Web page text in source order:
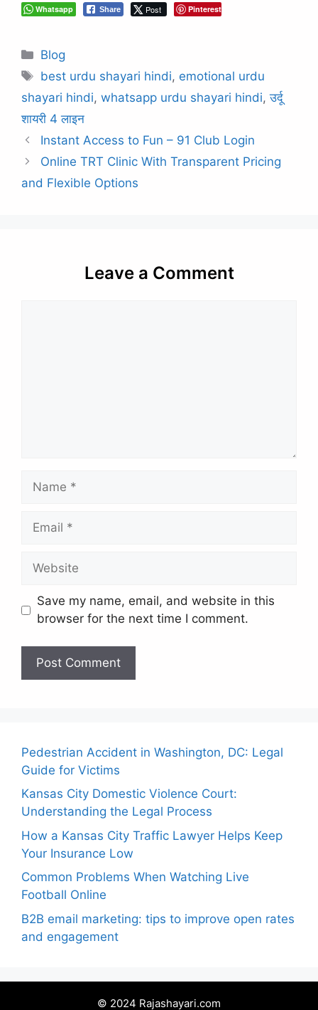
Whatsapp Share Post Pinterest
Categories
Blog
Tags
best urdu shayari hindi, emotional urdu
shayari hindi, whatsapp urdu shayari hindi,उर्दू
शायरी 4 लाइन
Instant Access to Fun – 91 Club Login
Online TRT Clinic With Transparent Pricing
and Flexible Options
Leave a Comment
Name
Email
Website
Save my name, email, and website in this
browser for the next time I comment.
Pedestrian Accident in Washington, DC: Legal
Guide for Victims
Kansas City Domestic Violence Court:
Understanding the Legal Process
How a Kansas City Traffic Lawyer Helps Keep
Your Insurance Low
Common Problems When Watching Live
Football Online
B2B email marketing: tips to improve open rates
and engagement
© 2024 Rajashayari.com